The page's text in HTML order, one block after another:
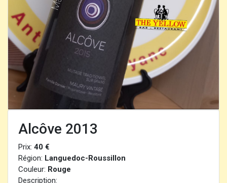
Alcôve 2013
Prix: 40 €
Région: Languedoc-Roussillon
Couleur: Rouge
Description: